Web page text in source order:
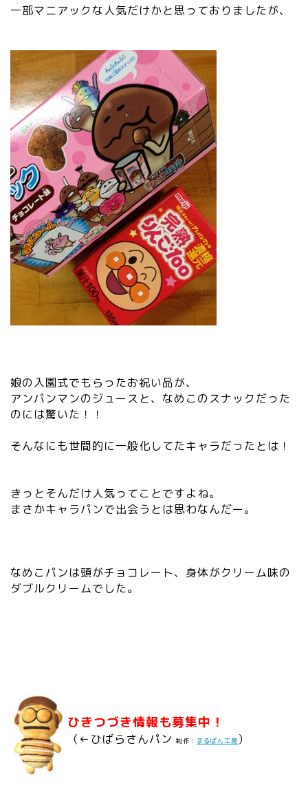
一部マニアックな人気だけかと思っておりましたが、
娘の入園式でもらったお祝い品が、
アンパンマンのジュースと、なめこのスナックだった
のには驚いた！！
そんなにも世間的に一般化してたキャラだったとは！
きっとそんだけ人気ってことですよね。
まさかキャラパンで出会うとは思わなんだー。
なめこパンは頭がチョコレート、身体がクリーム味の
ダブルクリームでした。
ひきつづき情報も募集中！
（←ひばらさんパン 制作： まるぱん工房 ）